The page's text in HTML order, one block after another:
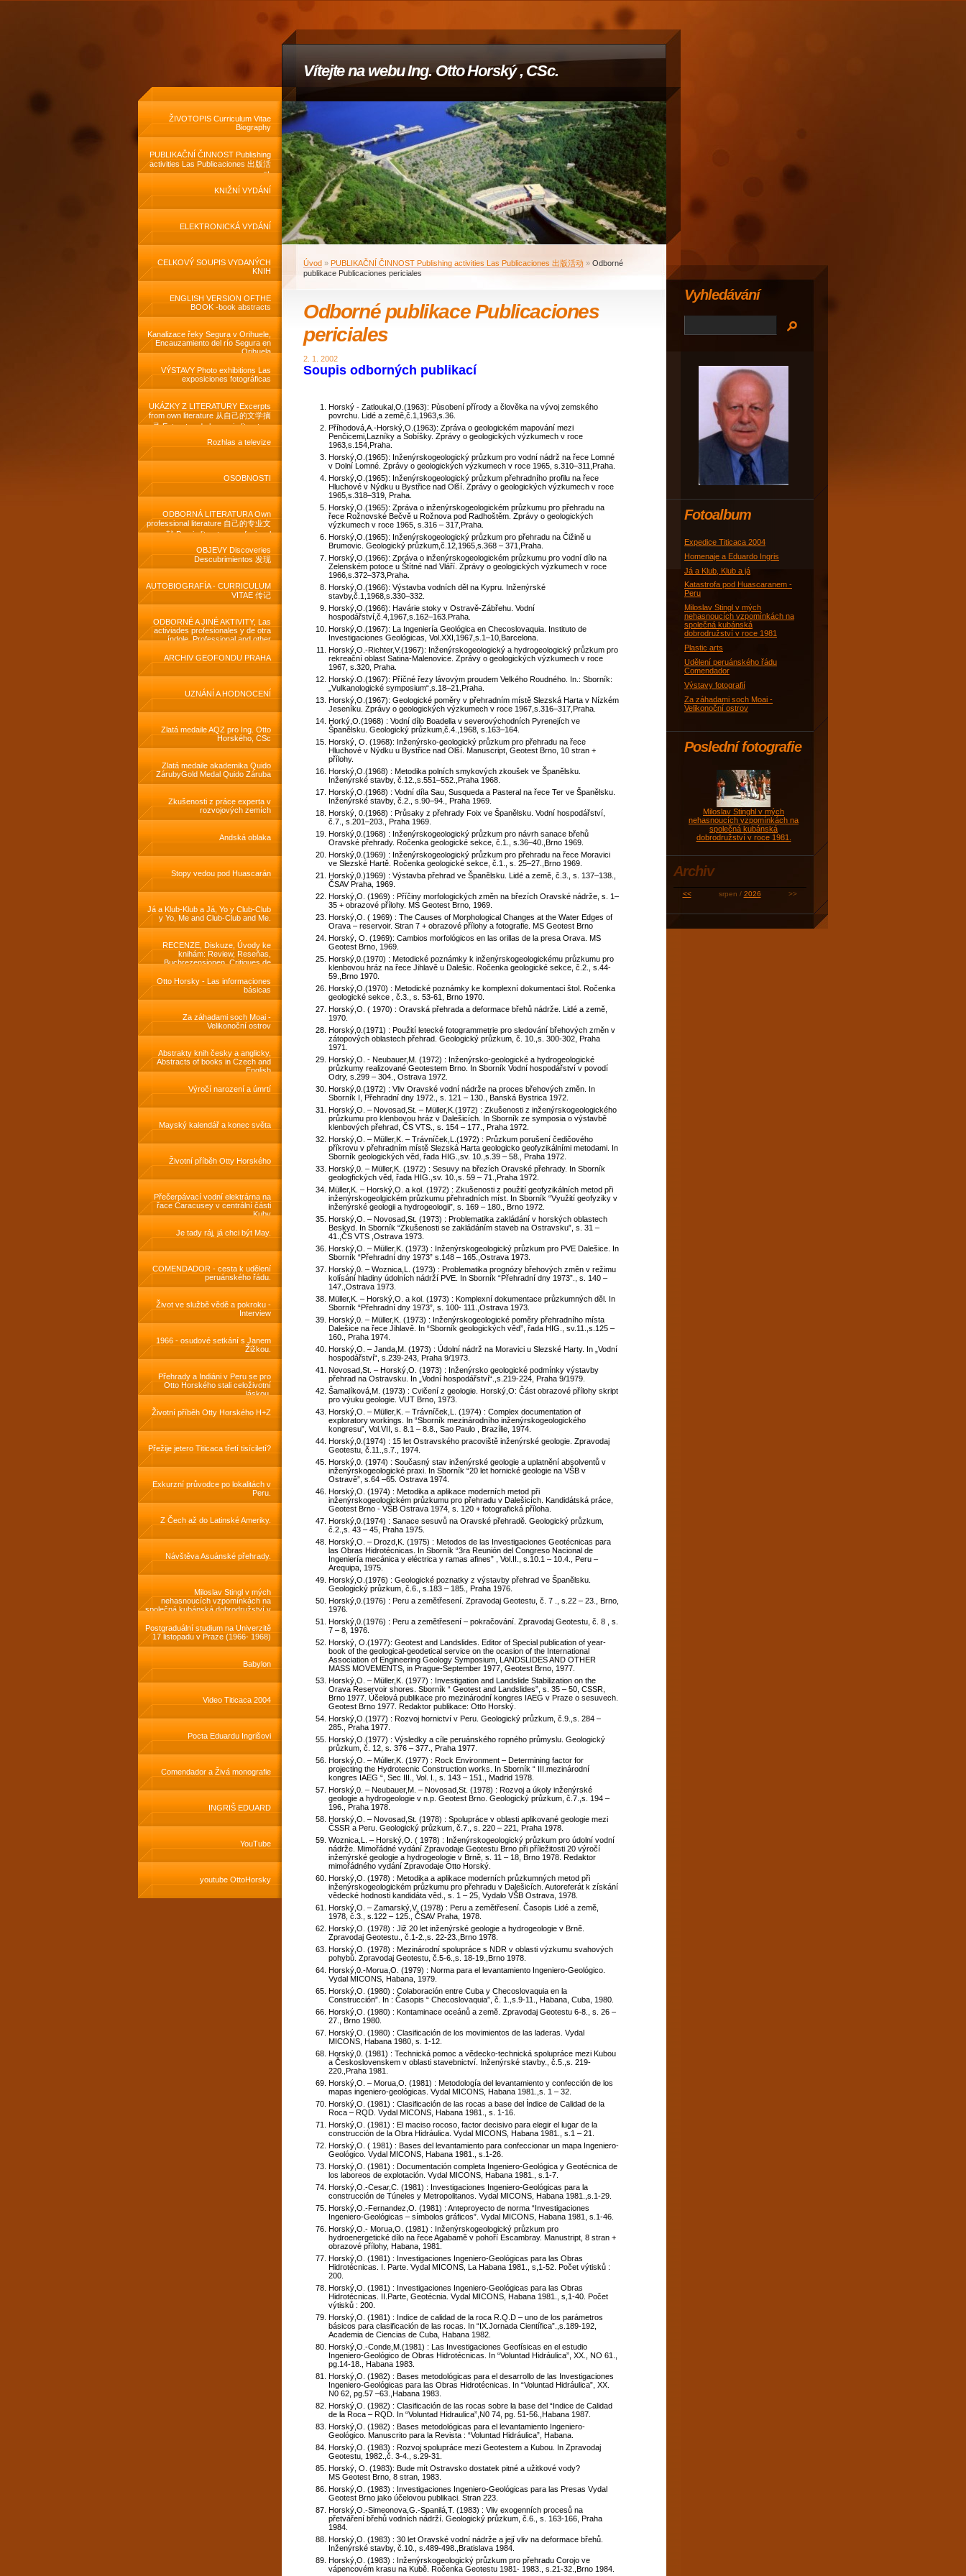
Vítejte na webu Ing. Otto Horský , CSc.
ŽIVOTOPIS Curriculum Vitae
Biography
PUBLIKAČNÍ ČINNOST Publishing
activities Las Publicaciones 出版活
动
KNIŽNÍ VYDÁNÍ
ELEKTRONICKÁ VYDÁNÍ
CELKOVÝ SOUPIS VYDANÝCH
KNIH
ENGLISH VERSION OFTHE
BOOK -book abstracts
Kanalizace řeky Segura v Orihuele,
Encauzamiento del río Segura en
Orihuela
VÝSTAVY Photo exhibitions Las
exposiciones fotográficas
UKÁZKY Z LITERATURY Excerpts
from own literature 从自己的文学摘
录 Extractos de la propia literatura
Rozhlas a televize
OSOBNOSTI
ODBORNÁ LITERATURA Own
professional literature 自己的专业文
献 Propia literatura profesional
OBJEVY Discoveries
Descubrimientos 发现
AUTOBIOGRAFÍA - CURRICULUM
VITAE 传记
ODBORNÉ A JINÉ AKTIVITY, Las
activiades profesionales y de otra
índole, Professional and other
ARCHIV GEOFONDU PRAHA
UZNÁNÍ A HODNOCENÍ
Zlatá medaile AQZ pro Ing. Otto
Horského, CSc
Zlatá medaile akademika Quido
ZárubyGold Medal Quido Záruba
Zkušenosti z práce experta v
rozvojových zemích
Andská oblaka
Stopy vedou pod Huascarán
Já a Klub-Klub a Já, Yo y Club-Club
y Yo, Me and Club-Club and Me.
RECENZE, Diskuze, Úvody ke
knihám: Review, Reseňas,
Buchrezensionen, Critiques de
Otto Horsky - Las informaciones
básicas
Za záhadami soch Moai -
Velikonoční ostrov
Abstrakty knih česky a anglicky,
Abstracts of books in Czech and
English
Výročí narození a úmrtí
Mayský kalendář a konec světa
Životní příběh Otty Horského
Přečerpávací vodní elektrárna na
řace Caracusey v centrální části
Kuby
Je tady ráj, já chci být May.
COMENDADOR - cesta k udělení
peruánského řádu.
Život ve službě vědě a pokroku -
Interview
1966 - osudové setkání s Janem
Žižkou.
Přehrady a Indiáni v Peru se pro
Otto Horského stali celoživotní
láskou.
Životní příběh Otty Horského H+Z
Přežije jetero Titicaca třetí tisíciletí?
Exkurzní průvodce po lokalitách v
Peru.
Z Čech až do Latinské Ameriky.
Návštěva Asuánské přehrady.
Miloslav Stingl v mých
nehasnoucích vzpomínkách na
společná kubánská dobrodružství v
Postgraduální studium na Univerzitě
17 listopadu v Praze (1966- 1968)
Babylon
Video Titicaca 2004
Pocta Eduardu Ingrišovi
Comendador a Živá monografie
INGRIŠ EDUARD
YouTube
youtube OttoHorsky
Úvod » PUBLIKAČNÍ ČINNOST Publishing activities Las Publicaciones 出版活动 » Odborné
publikace Publicaciones periciales
Odborné publikace Publicaciones
periciales
2. 1. 2002
Soupis odborných publikací
Horský - Zatloukal,O.(1963): Pùsobení přírody a člověka na vývoj zemského
povrchu. Lidé a země,č.1,1963,s.36.
Příhodová,A.-Horský,O.(1963): Zpráva o geologickém mapování mezi
Penčicemi,Lazníky a Sobíšky. Zprávy o geologických výzkumech v roce
1963,s.154,Praha.
Horský,O.(1965): Inženýrskogeologický průzkum pro vodní nádrž na řece Lomné
v Dolní Lomné. Zprávy o geologických výzkumech v roce 1965, s.310–311,Praha.
Horský,O.(1965): Inženýrskogeologický průzkum přehradního profilu na řece
Hluchové v Nýdku u Bystřice nad Olší. Zprávy o geologických výzkumech v roce
1965,s.318–319, Praha.
Horský,O.(1965): Zpráva o inženýrskogeologickém průzkumu pro přehradu na
řece Rožnovské Bečvě u Rožnova pod Radhoštěm. Zprávy o geologických
výzkumech v roce 1965, s.316 – 317,Praha.
Horský,O.(1965): Inženýrskogeologický průzkum pro přehradu na Čižině u
Brumovic. Geologický průzkum,č.12,1965,s.368 – 371,Praha.
Horský,O.(1966): Zpráva o inženýrskogeologickém průzkumu pro vodní dílo na
Zelenském potoce u Štítné nad Vláří. Zprávy o geologických výzkumech v roce
1966,s.372–373,Praha.
Horský,O.(1966): Výstavba vodních děl na Kypru. Inženýrské
stavby,č.1,1968,s.330–332.
Horský,O.(1966): Havárie stoky v Ostravě-Zábřehu. Vodní
hospodářství,č.4,1967,s.162–163.Praha.
Horský,O.(1967): La Ingeniería Geológica en Checoslovaquia. Instituto de
Investigaciones Geológicas, Vol.XXI,1967,s.1–10,Barcelona.
Horský,O.-Richter,V.(1967): Inženýrskogeologický a hydrogeologický průzkum pro
rekreační oblast Satina-Malenovice. Zprávy o geologických výzkumech v roce
1967, s.320, Praha.
Horský.O.(1967): Příčné řezy lávovým proudem Velkého Roudného. In.: Sborník:
„Vulkanologické symposium“,s.18–21,Praha.
Horský,O.(1967): Geologické poměry v přehradním místě Slezská Harta v Nízkém
Jeseníku. Zprávy o geologických výzkumech v roce 1967,s.316–317,Praha.
Horký,O.(1968) : Vodní dílo Boadella v severovýchodních Pyrenejích ve
Španělsku. Geologický průzkum,č.4.,1968, s.163–164.
Horský, O. (1968): Inženýrsko-geologický průzkum pro přehradu na řece
Hluchové v Nýdku u Bystřice nad Olší. Manuscript, Geotest Brno, 10 stran +
přílohy.
Horský,O.(1968) : Metodika polních smykových zkoušek ve Španělsku.
Inženýrské stavby, č.12.,s.551–552.,Praha 1968.
Horský,O.(1968) : Vodní díla Sau, Susqueda a Pasteral na řece Ter ve Španělsku.
Inženýrské stavby, č.2., s.90–94., Praha 1969.
Horský, 0.(1968) : Průsaky z přehrady Foix ve Španělsku. Vodní hospodářství,
č.7., s.201–203., Praha 1969.
Horský,0.(1968) : Inženýrskogeologický průzkum pro návrh sanace břehů
Oravské přehrady. Ročenka geologické sekce, č.1., s.36–40.,Brno 1969.
Horský,0.(1969) : Inženýrskogeologický průzkum pro přehradu na řece Moravici
ve Slezské Hartě. Ročenka geologické sekce, č.1., s. 25–27.,Brno 1969.
Horský,0.)1969) : Výstavba přehrad ve Španělsku. Lidé a země, č.3., s. 137–138.,
ČSAV Praha, 1969.
Horský,O. (1969) : Příčiny morfologických změn na březích Oravské nádrže, s. 1–
35 + obrazové přílohy. MS Geotest Brno, 1969.
Horský,O. ( 1969) : The Causes of Morphological Changes at the Water Edges of
Orava – reservoir. Stran 7 + obrazové přílohy a fotografie. MS Geotest Brno
Horský, O. (1969): Cambios morfológicos en las orillas de la presa Orava. MS
Geotest Brno, 1969.
Horský,0.(1970) : Metodické poznámky k inženýrskogeologickému průzkumu pro
klenbovou hráz na řece Jihlavě u Dalešic. Ročenka geologické sekce, č.2., s.44-
59.,Brno 1970.
Horský,O.(1970) : Metodické poznámky ke komplexní dokumentaci štol. Ročenka
geologické sekce , č.3., s. 53-61, Brno 1970.
Horský,O. ( 1970) : Oravská přehrada a deformace břehů nádrže. Lidé a země,
1970.
Horský,0.(1971) : Použití letecké fotogrammetrie pro sledování břehových změn v
zátopových oblastech přehrad. Geologický průzkum, č. 10.,s. 300-302, Praha
1971.
Horský,O. - Neubauer,M. (1972) : Inženýrsko-geologické a hydrogeologické
průzkumy realizované Geotestem Brno. In Sborník Vodní hospodářství v povodí
Odry, s.299 – 304., Ostrava 1972.
Horský,0.(1972) : Vliv Oravské vodní nádrže na proces břehových změn. In
Sborník I, Přehradní dny 1972., s. 121 – 130., Banská Bystrica 1972.
Horský,O. – Novosad,St. – Müller,K.(1972) : Zkušenosti z inženýrskogeologického
průzkumu pro klenbovou hráz v Dalešicích. In Sborník ze symposia o výstavbě
klenbových přehrad, ČS VTS., s. 154 – 177., Praha 1972.
Horský,O. – Müller,K. – Trávníček,L.(1972) : Průzkum porušení čedičového
příkrovu v přehradním místě Slezská Harta geologicko geofyzikálními metodami. In
Sborník geologických věd, řada HIG.,sv. 10.,s.39 – 58., Praha 1972.
Horský,0. – Müller,K. (1972) : Sesuvy na březích Oravské přehrady. In Sborník
geologfických věd, řada HIG.,sv. 10.,s. 59 – 71.,Praha 1972.
Müller,K. – Horský,O. a kol. (1972) : Zkušenosti z použití geofyzikálních metod při
inženýrskogeolgickém průzkumu přehradních míst. In Sborník “Využití geofyziky v
inženýrské geologii a hydrogeologii”, s. 169 – 180., Brno 1972.
Horský,O. – Novosad,St. (1973) : Problematika zakládání v horských oblastech
Beskyd. In Sborník “Zkušenosti se zakládáním staveb na Ostravsku”, s. 31 –
41.,ČS VTS ,Ostrava 1973.
Horský,O. – Müller,K. (1973) : Inženýrskogeologický průzkum pro PVE Dalešice. In
Sborník “Přehradní dny 1973” s.148 – 165.,Ostrava 1973.
Horský,0. – Woznica,L. (1973) : Problematika prognózy břehových změn v režimu
kolísání hladiny údolních nádrží PVE. In Sborník “Přehradní dny 1973”., s. 140 –
147.,Ostrava 1973.
Müller,K. – Horský,O. a kol. (1973) : Komplexní dokumentace průzkumných děl. In
Sborník “Přehradní dny 1973”, s. 100- 111.,Ostrava 1973.
Horský,0. – Müller,K. (1973) : Inženýrskogeologické poměry přehradního místa
Dalešice na řece Jihlavě. In “Sborník geologických věd”, řada HIG., sv.11.,s.125 –
160., Praha 1974.
Horský,O. – Janda,M. (1973) : Údolní nádrž na Moravici u Slezské Harty. In „Vodní
hospodářství“, s.239-243, Praha 9/1973.
Novosad,St. – Horský,O. (1973) : Inženýrsko geologické podmínky výstavby
přehrad na Ostravsku. In „Vodní hospodářství“.,s.219-224, Praha 9/1979.
Šamalíková,M. (1973) : Cvičení z geologie. Horský,O: Část obrazové přílohy skript
pro výuku geologie. VUT Brno, 1973.
Horský,O. – Müller,K. – Trávníček,L. (1974) : Complex documentation of
exploratory workings. In “Sborník mezinárodního inženýrskogeologického
kongresu”, Vol.VII, s. 8.1 – 8.8., Sao Paulo , Brazílie, 1974.
Horský,0.(1974) : 15 let Ostravského pracoviště inženýrské geologie. Zpravodaj
Geotestu, č.11.,s.7., 1974.
Horský,0. (1974) : Současný stav inženýrské geologie a uplatnění absolventů v
inženýrskogeologické praxi. In Sborník “20 let hornické geologie na VŠB v
Ostravě”, s.64 –65. Ostrava 1974.
Horský,O. (1974) : Metodika a aplikace moderních metod při
inženýrskogeologickém průzkumu pro přehradu v Dalešicích. Kandidátská práce,
Geotest Brno - VŠB Ostrava 1974, s. 120 + fotografická příloha.
Horský,0.(1974) : Sanace sesuvů na Oravské přehradě. Geologický průzkum,
č.2.,s. 43 – 45, Praha 1975.
Horský,O. – Drozd,K. (1975) : Metodos de las Investigaciones Geotécnicas para
las Obras Hidrotécnicas. In Sborník “3ra Reunión del Congreso Nacional de
Ingeniería mecánica y eléctrica y ramas afines” , Vol.II., s.10.1 – 10.4., Peru –
Arequipa, 1975.
Horský,O.(1976) : Geologické poznatky z výstavby přehrad ve Španělsku.
Geologický průzkum, č.6., s.183 – 185., Praha 1976.
Horský,0.(1976) : Peru a zemětřesení. Zpravodaj Geotestu, č. 7 ., s.22 – 23., Brno,
1976.
Horský,0.(1976) : Peru a zemětřesení – pokračování. Zpravodaj Geotestu, č. 8 , s.
7 – 8, 1976.
Horský, O.(1977): Geotest and Landslides. Editor of Special publication of year-
book of the geological-geodetical service on the ocasion of the International
Association of Engineering Geology Symposium, LANDSLIDES AND OTHER
MASS MOVEMENTS, in Prague-September 1977, Geotest Brno, 1977.
Horský,O. – Müller,K. (1977) : Investigation and Landslide Stabilization on the
Orava Reservoir shores. Sborník “ Geotest and Landslides”, s. 35 – 50, CSSR,
Brno 1977. Účelová publikace pro mezinárodní kongres IAEG v Praze o sesuvech.
Geotest Brno 1977. Redaktor publikace: Otto Horský.
Horský,O.(1977) : Rozvoj hornictví v Peru. Geologický průzkum, č.9.,s. 284 –
285., Praha 1977.
Horský,O.(1977) : Výsledky a cíle peruánského ropného průmyslu. Geologický
průzkum, č. 12, s. 376 – 377., Praha 1977.
Horský,O. – Múller,K. (1977) : Rock Environment – Determining factor for
projecting the Hydrotecnic Construction works. In Sborník “ III.mezinárodní
kongres IAEG “, Sec III., Vol. I., s. 143 – 151., Madrid 1978.
Horský,0. – Neubauer,M. – Novosad,St. (1978) : Rozvoj a úkoly inženýrské
geologie a hydrogeologie v n.p. Geotest Brno. Geologický průzkum, č.7.,s. 194 –
196., Praha 1978.
Horský,O. – Novosad,St. (1978) : Spolupráce v oblasti aplikované geologie mezi
ČSSR a Peru. Geologický průzkum, č.7., s. 220 – 221, Praha 1978.
Woznica,L. – Horský,O. ( 1978) : Inženýrskogeologický průzkum pro údolní vodní
nádrže. Mimořádné vydání Zpravodaje Geotestu Brno při příležitosti 20 výročí
inženýrské geologie a hydrogeologie v Brně, s. 11 – 18, Brno 1978. Redaktor
mimořádného vydání Zpravodaje Otto Horský.
Horský,O. (1978) : Metodika a aplikace moderních průzkumných metod při
inženýrskogeologickém průzkumu pro přehradu v Dalešicích. Autoreferát k získání
vědecké hodnosti kandidáta věd., s. 1 – 25, Vydalo VŠB Ostrava, 1978.
Horský,O. – Zamarský,V. (1978) : Peru a zemětřesení. Časopis Lidé a země,
1978, č.3., s.122 – 125., ČSAV Praha, 1978.
Horský,O. (1978) : Již 20 let inženýrské geologie a hydrogeologie v Brně.
Zpravodaj Geotestu., č.1-2.,s. 22-23.,Brno 1978.
Horský,O. (1978) : Mezinárodní spolupráce s NDR v oblasti výzkumu svahových
pohybů. Zpravodaj Geotestu, č.5-6.,s. 18-19.,Brno 1978.
Horský,0.-Morua,O. (1979) : Norma para el levantamiento Ingeniero-Geológico.
Vydal MICONS, Habana, 1979.
Horský,O. (1980) : Colaboración entre Cuba y Checoslovaquia en la
Construcción”. In : Časopis “ Checoslovaquia”, č. 1.,s.9-11., Habana, Cuba, 1980.
Horský,O. (1980) : Kontaminace oceánů a země. Zpravodaj Geotestu 6-8., s. 26 –
27., Brno 1980.
Horský,O. (1980) : Clasificación de los movimientos de las laderas. Vydal
MICONS, Habana 1980, s. 1-12.
Horský,0. (1981) : Technická pomoc a vědecko-technická spolupráce mezi Kubou
a Československem v oblasti stavebnictví. Inženýrské stavby., č.5.,s. 219-
220.,Praha 1981.
Horský,O. – Morua,O. (1981) : Metodología del levantamiento y confección de los
mapas ingeniero-geológicas. Vydal MICONS, Habana 1981.,s. 1 – 32.
Horský,O. (1981) : Clasificación de las rocas a base del Índice de Calidad de la
Roca – RQD. Vydal MICONS, Habana 1981., s. 1-16.
Horský,O. (1981) : El maciso rocoso, factor decisivo para elegir el lugar de la
construcción de la Obra Hidráulica. Vydal MICONS, Habana 1981., s.1 – 21.
Horský,O. ( 1981) : Bases del levantamiento para confeccionar un mapa Ingeniero-
Geológico. Vydal MICONS, Habana 1981., s.1-26.
Horský,O. (1981) : Documentación completa Ingeniero-Geológica y Geotécnica de
los laboreos de explotación. Vydal MICONS, Habana 1981., s.1-7.
Horský,O.-Cesar,C. (1981) : Investigaciones Ingeniero-Geológicas para la
construcción de Túneles y Metropolitanos. Vydal MICONS, Habana 1981.,s.1-29.
Horský,O.-Fernandez,O. (1981) : Anteproyecto de norma “Investigaciones
Ingeniero-Geológicas – símbolos gráficos”. Vydal MICONS, Habana 1981, s.1-46.
Horský,O.- Morua,O. (1981) : Inženýrskogeologický průzkum pro
hydroenergetické dílo na řece Agabamě v pohoří Escambray. Manustript, 8 stran +
obrazové přílohy, Habana, 1981.
Horský,O. (1981) : Investigaciones Ingeniero-Geológicas para las Obras
Hidrotécnicas. I. Parte. Vydal MICONS, La Habana 1981., s,1-52. Počet výtisků :
200.
Horský,O. (1981) : Investigaciones Ingeniero-Geológicas para las Obras
Hidrotécnicas. II.Parte, Geotécnia. Vydal MICONS, Habana 1981., s,1-40. Počet
výtisků : 200.
Horský,O. (1981) : Indice de calidad de la roca R.Q.D – uno de los parámetros
básicos para clasificación de las rocas. In “IX.Jornada Científica”.,s.189-192,
Academia de Ciencias de Cuba, Habana 1982.
Horský,O.-Conde,M.(1981) : Las Investigaciones Geofísicas en el estudio
Ingeniero-Geológico de Obras Hidrotécnicas. In “Voluntad Hidráulica”, XX., NO 61.,
pg.14-18., Habana 1983.
Horský,O. (1982) : Bases metodológicas para el desarrollo de las Investigaciones
Ingeniero-Geológicas para las Obras Hidrotécnicas. In “Voluntad Hidráulica”, XX.
N0 62, pg.57 –63.,Habana 1983.
Horský,O. (1982) : Clasificación de las rocas sobre la base del “Indice de Calidad
de la Roca – RQD. In “Voluntad Hidraulica”,N0 74, pg. 51-56.,Habana 1987.
Horský,O. (1982) : Bases metodológicas para el levantamiento Ingeniero-
Geológico. Manuscrito para la Revista : “Voluntad Hidráulica”, Habana.
Horský,O. (1983) : Rozvoj spolupráce mezi Geotestem a Kubou. In Zpravodaj
Geotestu, 1982.,č. 3-4., s.29-31.
Horský, O. (1983): Bude mít Ostravsko dostatek pitné a užitkové vody?
MS Geotest Brno, 8 stran, 1983.
Horský,O. (1983) : Investigaciones Ingeniero-Geológicas para las Presas Vydal
Geotest Brno jako účelovou publikaci. Stran 223.
Horský,O.-Simeonova,G.-Spanilá,T. (1983) : Vliv exogenních procesů na
přetváření břehů vodních nádrží. Geologický průzkum, č.6., s. 163-166, Praha
1984.
Horský,O. (1983) : 30 let Oravské vodní nádrže a její vliv na deformace břehů.
Inženýrské stavby, č.10., s.489-498.,Bratislava 1984.
Horský,O. (1983) : Inženýrskogeologický průzkum pro přehradu Corojo ve
vápencovém krasu na Kubě. Ročenka Geotestu 1981- 1983., s.21-32.,Brno 1984.
Fotoalbum
Expedice Titicaca 2004
Homenaje a Eduardo Ingris
Já a Klub, Klub a já
Katastrofa pod Huascaranem -
Peru
Miloslav Stingl v mých
nehasnoucích vzpomínkách na
společná kubánská
dobrodružství v roce 1981
Plastic arts
Udělení peruánského řádu
Comendador
Výstavy fotografií
Za záhadami soch Moai -
Velikonoční ostrov
Poslední fotografie
Miloslav Stinghl v mých
nehasnoucích vzpomínkách na
společná kubánská
dobrodružství v roce 1981.
Vyhledávání
Archiv
<< srpen / 2026 >>